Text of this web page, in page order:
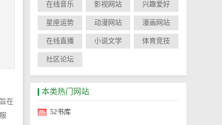
在
在线音乐 影视网站 兴趣爱好
星座运势 动漫网站 漫画网站
在线直播 小说文学 体育竞技
社区论坛
本类热门网站
52书库